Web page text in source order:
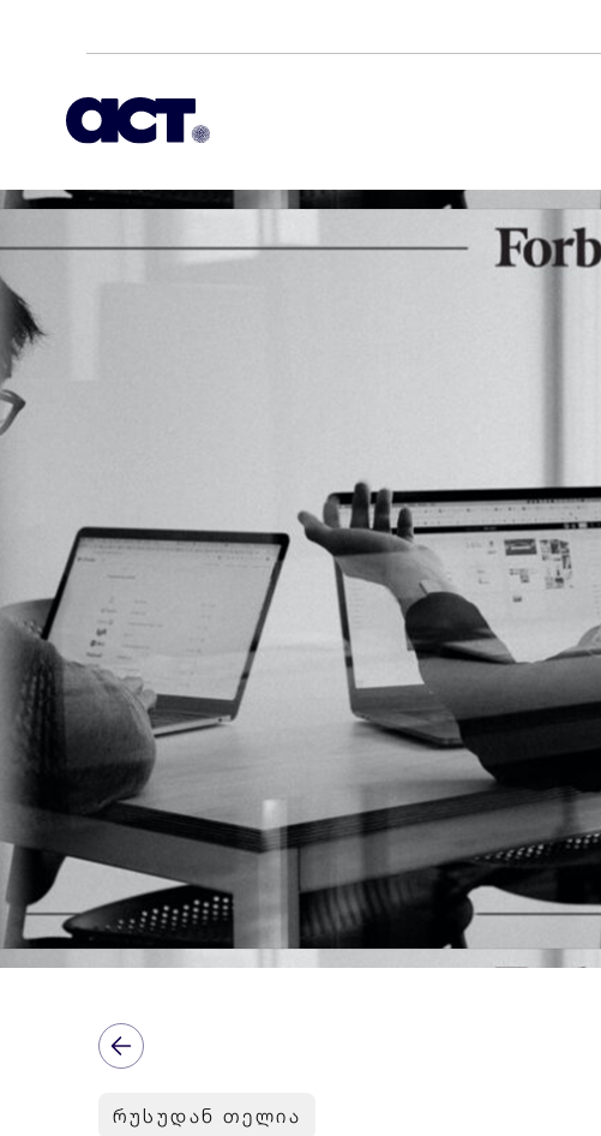
რუსუდან თელია